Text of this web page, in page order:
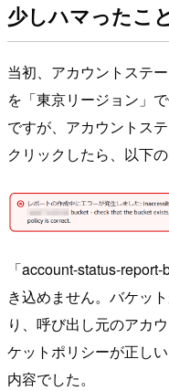
少しハマったこ
当初、アカウントステ
を「東京リージョン」
ですが、アカウントス
クリックしたら、以下
「account-status-
き込めません。バケッ
り、呼び出し元のアカ
ケットポリシーが正し
内容でした。